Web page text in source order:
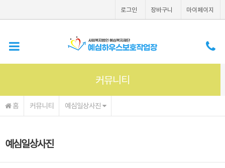
로그인 장바구니 마이페이지
커뮤니티
홈 커뮤니티 예심일상사진
예심일상사진